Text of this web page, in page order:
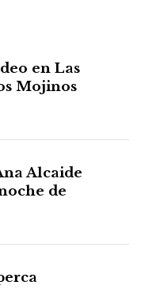
en Las
Mojinos
Alcaide
de